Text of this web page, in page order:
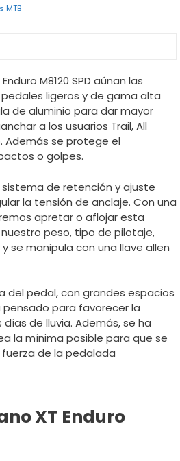
MTB
M8120 SPD aúnan las
ligeros y de gama alta
de aluminio para dar mayor
a los usuarios Trail, All
Además se protege el
o golpes.
de retención y ajuste
la tensión de anclaje. Con una
apretar o aflojar esta
peso, tipo de pilotaje,
se manipula con una llave allen
del pedal, con grandes espacios
para favorecer la
de lluvia. Además, se ha
la mínima posible para que se
de la pedalada
XT Enduro